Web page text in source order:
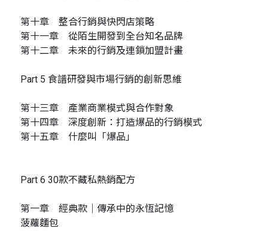
第十章 整合行銷與快閃店策略
第十一章 從陌生開發到全台知名品牌
第十二章 未來的行銷及連鎖加盟計畫
Part 5 食譜研發與市場行銷的創新思維
第十三章 產業商業模式與合作對象
第十四章 深度創新：打造爆品的行銷模式
第十五章 什麼叫「爆品」
Part 6 30款不藏私熱銷配方
第一章 經典款｜傳承中的永恆記憶
菠蘿麵包